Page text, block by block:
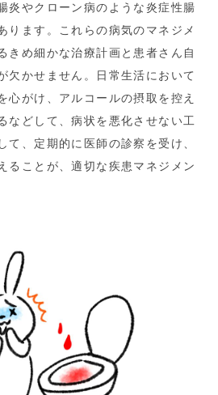
炎やクローン病のような炎症性腸
ります。これらの病気のマネジメ
きめ細かな治療計画と患者さん自
欠かせません。日常生活において
心がけ、アルコールの摂取を控え
などして、病状を悪化させない工
て、定期的に医師の診察を受け、
ることが、適切な疾患マネジメン